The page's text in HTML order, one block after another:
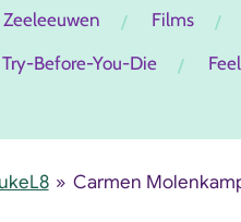
Zeeleeuwen
Films
Try-Before-You-Die
» Carmen